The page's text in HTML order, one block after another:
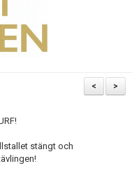
>
<
stängt och